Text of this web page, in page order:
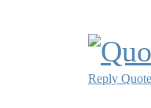
Reply Quote